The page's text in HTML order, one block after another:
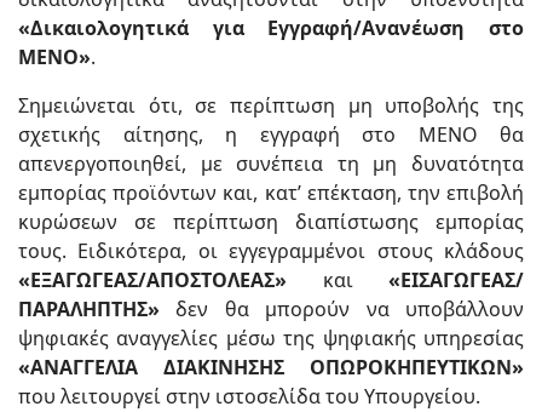
«Δικαιολογητικά για Εγγραφή/Ανανέωση στο
ΜΕΝΟ».
Σημειώνεται ότι, σε περίπτωση μη υποβολής της
σχετικής αίτησης, η εγγραφή στο ΜΕΝΟ θα
απενεργοποιηθεί, με συνέπεια τη μη δυνατότητα
εμπορίας προϊόντων και, κατ’ επέκταση, την επιβολή
κυρώσεων σε περίπτωση διαπίστωσης εμπορίας
τους. Ειδικότερα, οι εγγεγραμμένοι στους κλάδους
«ΕΞΑΓΩΓΕΑΣ/ΑΠΟΣΤΟΛΕΑΣ» και «ΕΙΣΑΓΩΓΕΑΣ/
ΠΑΡΑΛΗΠΤΗΣ» δεν θα μπορούν να υποβάλλουν
ψηφιακές αναγγελίες μέσω της ψηφιακής υπηρεσίας
«ΑΝΑΓΓΕΛΙΑ ΔΙΑΚΙΝΗΣΗΣ ΟΠΩΡΟΚΗΠΕΥΤΙΚΩΝ»
που λειτουργεί στην ιστοσελίδα του Υπουργείου.